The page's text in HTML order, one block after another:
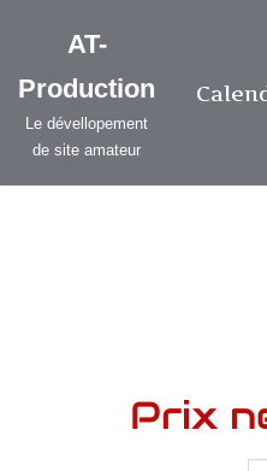
au
contenu
AT-
Production
Le dévellopement
de site amateur
Prix